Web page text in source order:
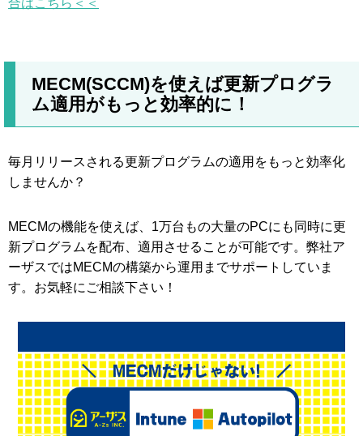
合はこちら＜＜
MECM(SCCM)を使えば更新プログラ
ム適用がもっと効率的に！
毎月リリースされる更新プログラムの適用をもっと効率化
しませんか？
MECMの機能を使えば、1万台もの大量のPCにも同時に更
新プログラムを配布、適用させることが可能です。弊社ア
ーザスではMECMの構築から運用までサポートしていま
す。お気軽にご相談下さい！